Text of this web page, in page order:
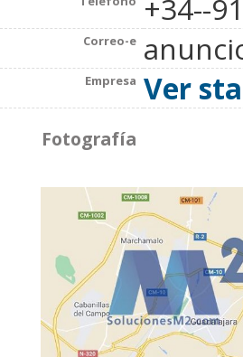
+34--
Correo-e
Empresa Ver
Fotografía